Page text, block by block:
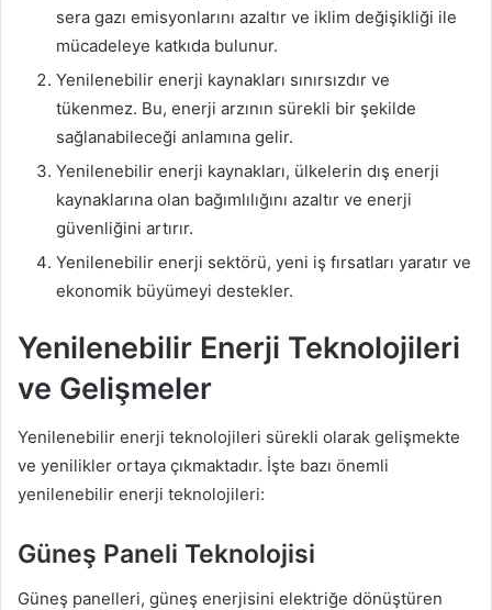
sera gazı emisyonlarını azaltır ve iklim değişikliği ile
mücadeleye katkıda bulunur.
Yenilenebilir enerji kaynakları sınırsızdır ve
tükenmez. Bu, enerji arzının sürekli bir şekilde
sağlanabileceği anlamına gelir.
Yenilenebilir enerji kaynakları, ülkelerin dış enerji
kaynaklarına olan bağımlılığını azaltır ve enerji
güvenliğini artırır.
Yenilenebilir enerji sektörü, yeni iş fırsatları yaratır ve
ekonomik büyümeyi destekler.
Yenilenebilir Enerji Teknolojileri
ve Gelişmeler
Yenilenebilir enerji teknolojileri sürekli olarak gelişmekte
ve yenilikler ortaya çıkmaktadır. İşte bazı önemli
yenilenebilir enerji teknolojileri:
Güneş Paneli Teknolojisi
Güneş panelleri, güneş enerjisini elektriğe dönüştüren